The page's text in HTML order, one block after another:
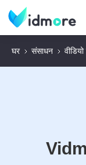
घर संसाधन